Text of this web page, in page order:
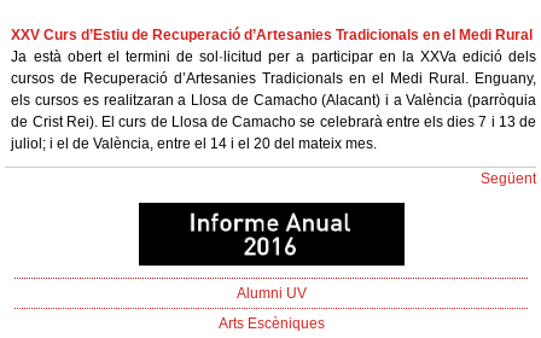
XXV Curs d’Estiu de Recuperació d’Artesanies Tradicionals en el Medi Rural
Ja està obert el termini de sol·licitud per a participar en la XXVa edició dels
cursos de Recuperació d’Artesanies Tradicionals en el Medi Rural. Enguany,
els cursos es realitzaran a Llosa de Camacho (Alacant) i a València (parròquia
de Crist Rei). El curs de Llosa de Camacho se celebrarà entre els dies 7 i 13 de
juliol; i el de València, entre el 14 i el 20 del mateix mes.
Següent
Alumni UV
Arts Escèniques